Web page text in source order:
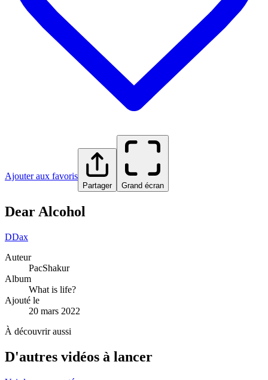
Ajouter aux favoris
Partager Grand écran
Dear Alcohol
DDax
Auteur
PacShakur
Album
What is life?
Ajouté le
20 mars 2022
À découvrir aussi
D'autres vidéos à lancer